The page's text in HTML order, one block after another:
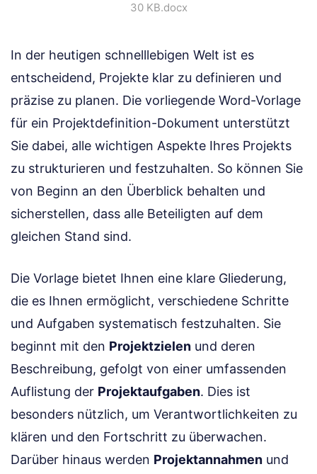
30 KB.docx
In der heutigen schnelllebigen Welt ist es
entscheidend, Projekte klar zu definieren und
präzise zu planen. Die vorliegende Word-Vorlage
für ein Projektdefinition-Dokument unterstützt
Sie dabei, alle wichtigen Aspekte Ihres Projekts
zu strukturieren und festzuhalten. So können Sie
von Beginn an den Überblick behalten und
sicherstellen, dass alle Beteiligten auf dem
gleichen Stand sind.
Die Vorlage bietet Ihnen eine klare Gliederung,
die es Ihnen ermöglicht, verschiedene Schritte
und Aufgaben systematisch festzuhalten. Sie
beginnt mit den Projektzielen und deren
Beschreibung, gefolgt von einer umfassenden
Auflistung der Projektaufgaben. Dies ist
besonders nützlich, um Verantwortlichkeiten zu
klären und den Fortschritt zu überwachen.
Darüber hinaus werden Projektannahmen und